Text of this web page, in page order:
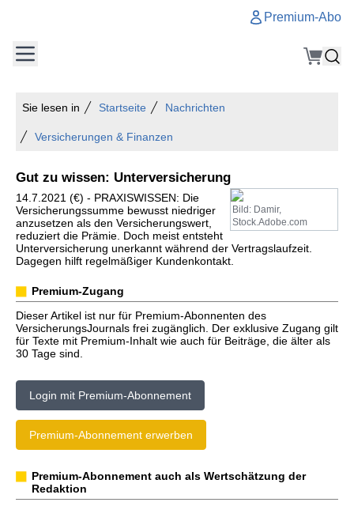
Premium-Abo
Sie lesen in Startseite Nachrichten
Versicherungen & Finanzen
Gut zu wissen: Unterversicherung
Bild: Damir,
Stock.Adobe.com
14.7.2021 (€) - PRAXISWISSEN: Die
Versicherungssumme bewusst niedriger
anzusetzen als den Versicherungswert,
reduziert die Prämie. Doch meist entsteht
Unterversicherung unerkannt während der Vertragslaufzeit.
Dagegen hilft regelmäßiger Kundenkontakt.
Premium-Zugang
Dieser Artikel ist nur für Premium-Abonnenten des
VersicherungsJournals frei zugänglich. Der exklusive Zugang gilt
für Texte mit Premium-Inhalt wie auch für Beiträge, die älter als
30 Tage sind.
Login mit Premium-Abonnement
Premium-Abonnement erwerben
Premium-Abonnement auch als Wertschätzung der
Redaktion